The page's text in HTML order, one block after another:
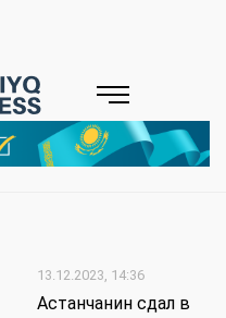
13.12.2023, 14:36
Астанчанин сдал в